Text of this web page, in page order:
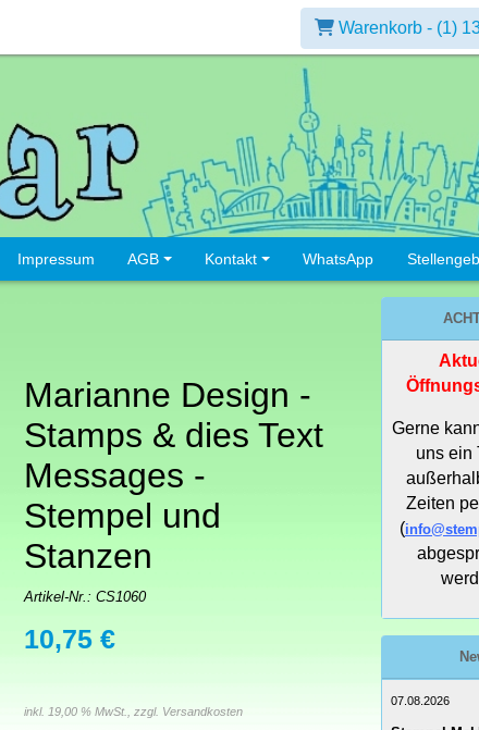
Warenkorb - (1)
Impressum AGB Kontakt WhatsApp
Marianne Design -
Stamps & dies Text
Messages -
Stempel und
Stanzen
Artikel-Nr.: CS1060
10,75 €
inkl. 19,00 % MwSt., zzgl. Versandkosten
Gerne
uns ein
Zeiten
(
07.08.2026